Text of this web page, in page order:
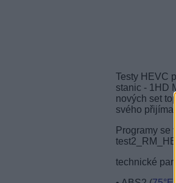
Testy HEVC
stanic - 1HD
nových set
svého
Programy se
technické